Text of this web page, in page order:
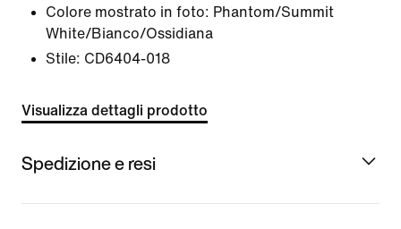
Colore mostrato in foto: Phantom/Summit
White/Bianco/Ossidiana
Stile: CD6404-018
Visualizza dettagli prodotto
Spedizione e resi